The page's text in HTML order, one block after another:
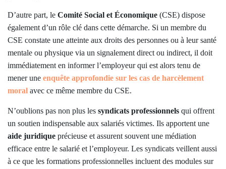
D’autre part, le Comité Social et Économique (CSE) dispose
également d’un rôle clé dans cette démarche. Si un membre du
CSE constate une atteinte aux droits des personnes ou à leur santé
mentale ou physique via un signalement direct ou indirect, il doit
immédiatement en informer l’employeur qui est alors tenu de
mener une enquête approfondie sur les cas de harcèlement
moral avec ce même membre du CSE.
N’oublions pas non plus les syndicats professionnels qui offrent
un soutien indispensable aux salariés victimes. Ils apportent une
aide juridique précieuse et assurent souvent une médiation
efficace entre le salarié et l’employeur. Les syndicats veillent aussi
à ce que les formations professionnelles incluent des modules sur